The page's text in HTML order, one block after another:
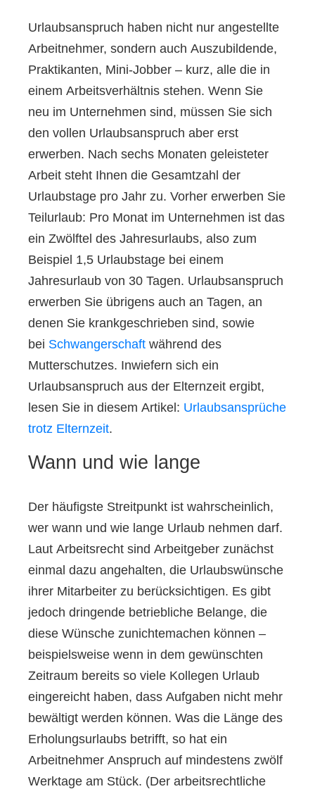
Urlaubsanspruch haben nicht nur angestellte
Arbeitnehmer, sondern auch Auszubildende,
Praktikanten, Mini-Jobber – kurz, alle die in
einem Arbeitsverhältnis stehen. Wenn Sie
neu im Unternehmen sind, müssen Sie sich
den vollen Urlaubsanspruch aber erst
erwerben. Nach sechs Monaten geleisteter
Arbeit steht Ihnen die Gesamtzahl der
Urlaubstage pro Jahr zu. Vorher erwerben Sie
Teilurlaub: Pro Monat im Unternehmen ist das
ein Zwölftel des Jahresurlaubs, also zum
Beispiel 1,5 Urlaubstage bei einem
Jahresurlaub von 30 Tagen. Urlaubsanspruch
erwerben Sie übrigens auch an Tagen, an
denen Sie krankgeschrieben sind, sowie
bei Schwangerschaft während des
Mutterschutzes. Inwiefern sich ein
Urlaubsanspruch aus der Elternzeit ergibt,
lesen Sie in diesem Artikel: Urlaubsansprüche
trotz Elternzeit.
Wann und wie lange
Der häufigste Streitpunkt ist wahrscheinlich,
wer wann und wie lange Urlaub nehmen darf.
Laut Arbeitsrecht sind Arbeitgeber zunächst
einmal dazu angehalten, die Urlaubswünsche
ihrer Mitarbeiter zu berücksichtigen. Es gibt
jedoch dringende betriebliche Belange, die
diese Wünsche zunichtemachen können –
beispielsweise wenn in dem gewünschten
Zeitraum bereits so viele Kollegen Urlaub
eingereicht haben, dass Aufgaben nicht mehr
bewältigt werden können. Was die Länge des
Erholungsurlaubs betrifft, so hat ein
Arbeitnehmer Anspruch auf mindestens zwölf
Werktage am Stück. (Der arbeitsrechtliche